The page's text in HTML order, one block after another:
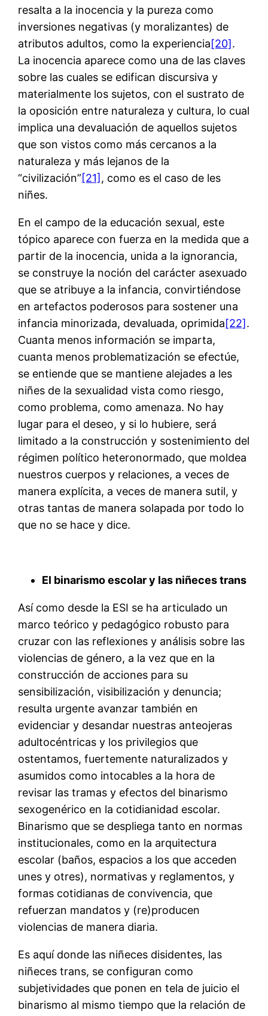
resalta a la inocencia y la pureza como
inversiones negativas (y moralizantes) de
atributos adultos, como la experiencia[20].
La inocencia aparece como una de las claves
sobre las cuales se edifican discursiva y
materialmente los sujetos, con el sustrato de
la oposición entre naturaleza y cultura, lo cual
implica una devaluación de aquellos sujetos
que son vistos como más cercanos a la
naturaleza y más lejanos de la
“civilización”[21], como es el caso de les
niñes.
En el campo de la educación sexual, este
tópico aparece con fuerza en la medida que a
partir de la inocencia, unida a la ignorancia,
se construye la noción del carácter asexuado
que se atribuye a la infancia, convirtiéndose
en artefactos poderosos para sostener una
infancia minorizada, devaluada, oprimida[22].
Cuanta menos información se imparta,
cuanta menos problematización se efectúe,
se entiende que se mantiene alejades a les
niñes de la sexualidad vista como riesgo,
como problema, como amenaza. No hay
lugar para el deseo, y si lo hubiere, será
limitado a la construcción y sostenimiento del
régimen político heteronormado, que moldea
nuestros cuerpos y relaciones, a veces de
manera explícita, a veces de manera sutil, y
otras tantas de manera solapada por todo lo
que no se hace y dice.
El binarismo escolar y las niñeces trans
Así como desde la ESI se ha articulado un
marco teórico y pedagógico robusto para
cruzar con las reflexiones y análisis sobre las
violencias de género, a la vez que en la
construcción de acciones para su
sensibilización, visibilización y denuncia;
resulta urgente avanzar también en
evidenciar y desandar nuestras anteojeras
adultocéntricas y los privilegios que
ostentamos, fuertemente naturalizados y
asumidos como intocables a la hora de
revisar las tramas y efectos del binarismo
sexogenérico en la cotidianidad escolar.
Binarismo que se despliega tanto en normas
institucionales, como en la arquitectura
escolar (baños, espacios a los que acceden
unes y otres), normativas y reglamentos, y
formas cotidianas de convivencia, que
refuerzan mandatos y (re)producen
violencias de manera diaria.
Es aquí donde las niñeces disidentes, las
niñeces trans, se configuran como
subjetividades que ponen en tela de juicio el
binarismo al mismo tiempo que la relación de